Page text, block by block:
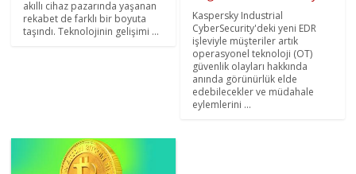
akıllı cihaz pazarında yaşanan
rekabet de farklı bir boyuta
taşındı. Teknolojinin gelişimi ...
Kaspersky Industrial
CyberSecurity'deki yeni EDR
işleviyle müşteriler artık
operasyonel teknoloji (OT)
güvenlik olayları hakkında
anında görünürlük elde
edebilecekler ve müdahale
eylemlerini ...